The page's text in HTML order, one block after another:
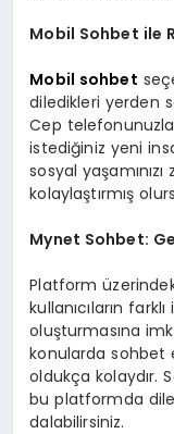
Mobil Sohbet ile
Mobil sohbet
diledikleri yerden
Cep
istediğiniz yeni
sosyal
kolaylaştırmış
Mynet Sohbet:
Platform
kullanıcıların
oluşturmasına
konularda sohbet
oldukça kolaydır.
bu platformda
dalabilirsiniz.